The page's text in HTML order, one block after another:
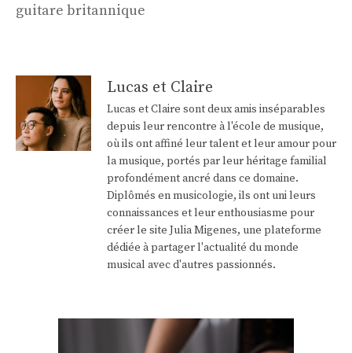
guitare britannique
Lucas et Claire
Lucas et Claire sont deux amis inséparables
depuis leur rencontre à l'école de musique,
où ils ont affiné leur talent et leur amour pour
la musique, portés par leur héritage familial
profondément ancré dans ce domaine.
Diplômés en musicologie, ils ont uni leurs
connaissances et leur enthousiasme pour
créer le site Julia Migenes, une plateforme
dédiée à partager l'actualité du monde
musical avec d'autres passionnés.